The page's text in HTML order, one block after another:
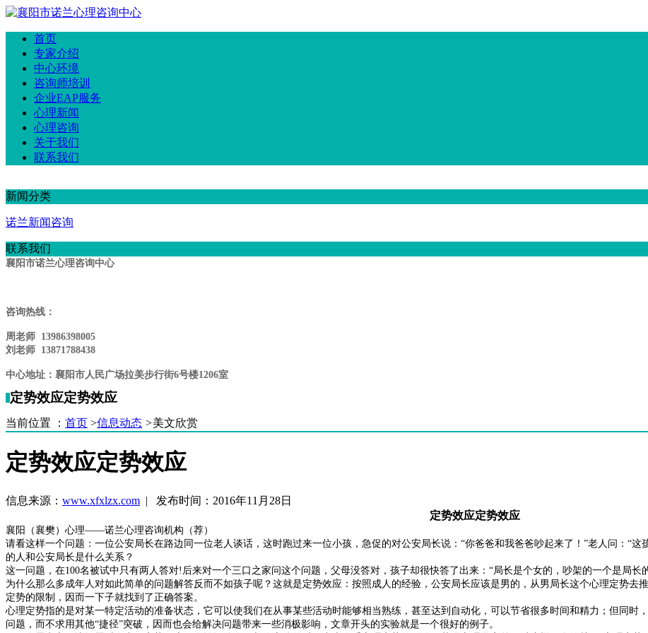
首页
专家介绍
中心环境
咨询师培训
企业EAP服务
心理新闻
心理咨询
关于我们
联系我们
新闻分类
诺兰新闻咨询
联系我们
襄阳市诺兰心理咨询中心
咨询热线：
周老师 13986398005
刘老师 13871788438
中心地址：襄阳市人民广场拉美步行街6号楼1206室
定势效应定势效应
当前位置 ： 首页 >信息动态 >美文欣赏
定势效应定势效应
信息来源： www.xfxlzx.com | 发布时间：2016年11月28日
定势效应定势效应
襄阳（襄樊）心理——诺兰心理咨询机构（荐）
请看这样一个问题：一位公安局长在路边同一位老人谈话，这时跑过来一位小孩，急促的对公安局长说：“你爸爸和我爸爸吵起来了！”老人问：“
的人和公安局长是什么关系？
这一问题，在100名被试中只有两人答对!后来对一个三口之家问这个问题，父母没答对，孩子却很快答了出来：“局长是个女的，吵架的一个是局
为什么那么多成年人对如此简单的问题解答反而不如孩子呢？这就是定势效应：按照成人的经验，公安局长应该是男的，从男局长这个心理定势去
定势的限制，因而一下子就找到了正确答案。
心理定势指的是对某一特定活动的准备状态，它可以使我们在从事某些活动时能够相当熟练，甚至达到自动化，可以节省很多时间和精力；但同时
问题，而不求用其他“捷径”突破，因而也会给解决问题带来一些消极影响，文章开头的实验就是一个很好的例子。